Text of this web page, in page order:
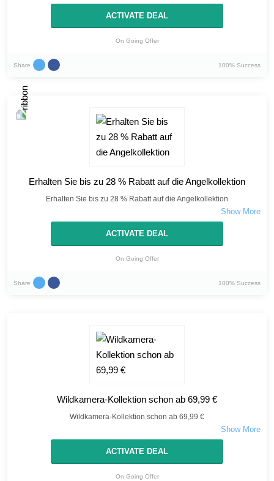
ACTIVATE DEAL
On Going Offer
Share 100% Success
Erhalten Sie bis zu 28 % Rabatt auf die Angelkollektion
Erhalten Sie bis zu 28 % Rabatt auf die Angelkollektion
ACTIVATE DEAL
On Going Offer
Share 100% Success
Wildkamera-Kollektion schon ab 69,99 €
Wildkamera-Kollektion schon ab 69,99 €
ACTIVATE DEAL
On Going Offer